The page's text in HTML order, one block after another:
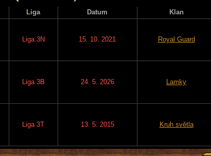
Liga Datum Klan
Liga 3N 15. 10. 2021 Royal Guard
Liga 3B 24. 5. 2026 Lamky
Liga 3T 13. 5. 2015 Kruh světla